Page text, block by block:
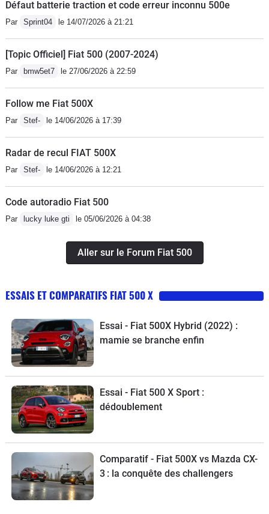
Défaut batterie traction et code erreur inconnu 500e
Par Sprint04 le 14/07/2026 à 21:21
[Topic Officiel] Fiat 500 (2007-2024)
Par bmw5et7 le 27/06/2026 à 22:59
Follow me Fiat 500X
Par Stef- le 14/06/2026 à 17:39
Radar de recul FIAT 500X
Par Stef- le 14/06/2026 à 12:21
Code autoradio Fiat 500
Par lucky luke gti le 05/06/2026 à 04:38
Aller sur le Forum Fiat 500
ESSAIS ET COMPARATIFS FIAT 500 X
Essai - Fiat 500X Hybrid (2022) :
mamie se branche enfin
Essai - Fiat 500 X Sport :
dédoublement
Comparatif - Fiat 500X vs Mazda CX-
3 : la conquête des challengers